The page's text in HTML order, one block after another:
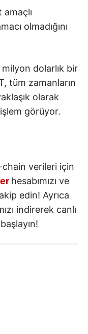
olmadığını
milyon dolarlık bir
tüm zamanların
olarak
görüyor.
verileri için
hesabımızı ve
edin! Ayrıca
indirerek canlı